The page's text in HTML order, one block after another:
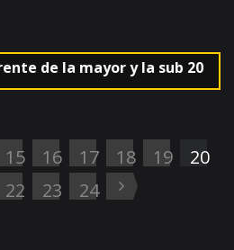
de la mayor y la sub 20
15 16 17 18 19
20
22 23 24